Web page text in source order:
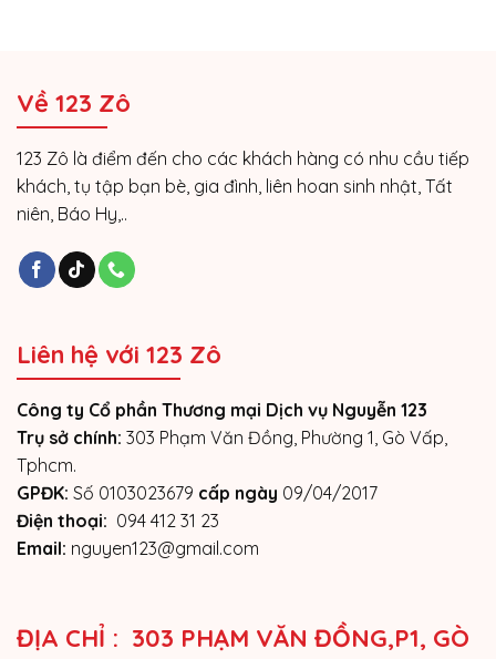
Về 123 Zô
123 Zô là điểm đến cho các khách hàng có nhu cầu tiếp
khách, tụ tập bạn bè, gia đình, liên hoan sinh nhật, Tất
niên, Báo Hy,..
Liên hệ với 123 Zô
Công ty Cổ phần Thương mại Dịch vụ Nguyễn 123
Trụ sở chính: 303 Phạm Văn Đồng, Phường 1, Gò Vấp,
Tphcm.
GPĐK: Số 0103023679 cấp ngày 09/04/2017
Điện thoại: 094 412 31 23
Email: nguyen123@gmail.com
ĐỊA CHỈ : 303 PHẠM VĂN ĐỒNG,P1, GÒ